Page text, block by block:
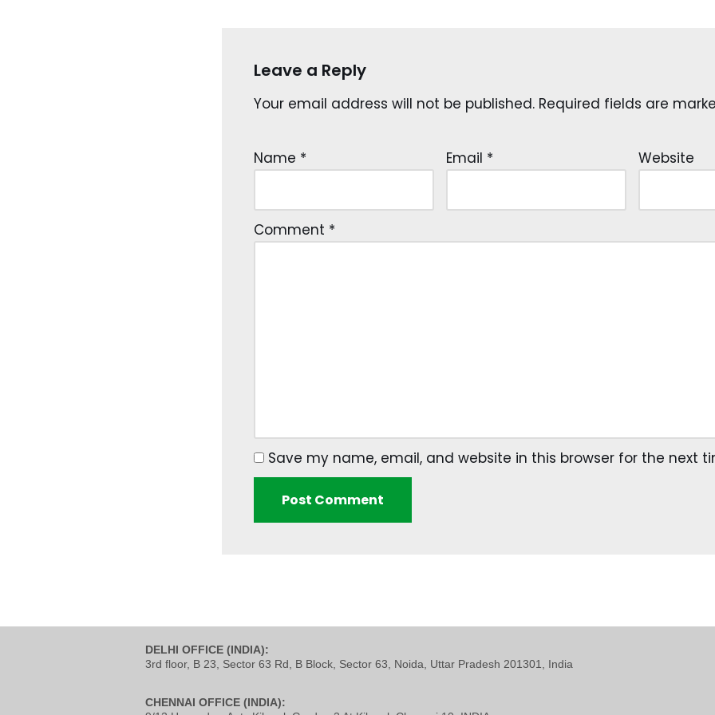
Leave a Reply
Your email address will not be published. Required fields are
Name * Email * Website
Comment *
Save my name, email, and website in this browser for the next
DELHI OFFICE (INDIA):
3rd floor, B 23, Sector 63 Rd, B Block, Sector 63, Noida, Uttar Pradesh 201301, India
CHENNAI OFFICE (INDIA):